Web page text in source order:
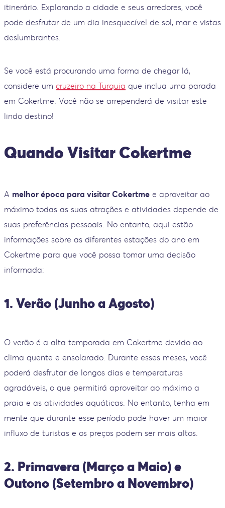
itinerário. Explorando a cidade e seus arredores, você
pode desfrutar de um dia inesquecível de sol, mar e vistas
deslumbrantes.
Se você está procurando uma forma de chegar lá,
considere um cruzeiro na Turquia que inclua uma parada
em Cokertme. Você não se arrependerá de visitar este
lindo destino!
Quando Visitar Cokertme
A melhor época para visitar Cokertme e aproveitar ao
máximo todas as suas atrações e atividades depende de
suas preferências pessoais. No entanto, aqui estão
informações sobre as diferentes estações do ano em
Cokertme para que você possa tomar uma decisão
informada:
1. Verão (Junho a Agosto)
O verão é a alta temporada em Cokertme devido ao
clima quente e ensolarado. Durante esses meses, você
poderá desfrutar de longos dias e temperaturas
agradáveis, o que permitirá aproveitar ao máximo a
praia e as atividades aquáticas. No entanto, tenha em
mente que durante esse período pode haver um maior
influxo de turistas e os preços podem ser mais altos.
2. Primavera (Março a Maio) e
Outono (Setembro a Novembro)